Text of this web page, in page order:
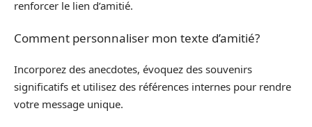
renforcer le lien d’amitié.
Comment personnaliser mon texte d’amitié?
Incorporez des anecdotes, évoquez des souvenirs
significatifs et utilisez des références internes pour rendre
votre message unique.